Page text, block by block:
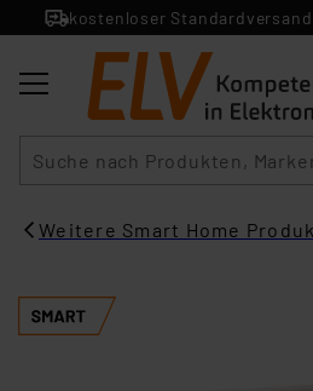
kostenloser
Weitere Smart Home